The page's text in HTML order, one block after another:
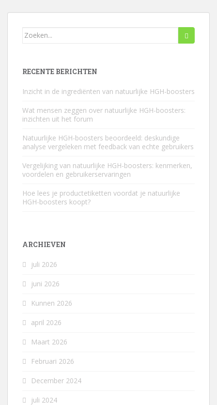
Zoeken
RECENTE BERICHTEN
Inzicht in de ingrediënten van natuurlijke HGH-boosters
Wat mensen zeggen over natuurlijke HGH-boosters:
inzichten uit het forum
Natuurlijke HGH-boosters beoordeeld: deskundige
analyse vergeleken met feedback van echte gebruikers
Vergelijking van natuurlijke HGH-boosters: kenmerken,
voordelen en gebruikerservaringen
Hoe lees je productetiketten voordat je natuurlijke
HGH-boosters koopt?
ARCHIEVEN
juli 2026
juni 2026
Kunnen 2026
april 2026
Maart 2026
Februari 2026
December 2024
juli 2024